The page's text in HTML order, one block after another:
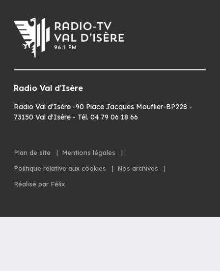
Radio Val d'Isère
Radio Val d'Isère -90 Place Jacques Mouflier-BP228 -
73150 Val d'Isère - Tél. 04 79 06 18 66
Plan de site | Mentions légales
|
Politique relative aux cookies
| Nos archives
|
Réalisé par Félix